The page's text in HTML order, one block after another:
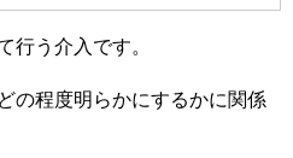
行う介入です。
の程度明らかにするかに関係